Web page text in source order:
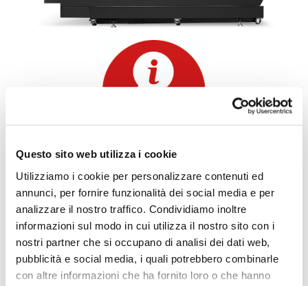
Questo sito web utilizza i cookie
Utilizziamo i cookie per personalizzare contenuti ed
annunci, per fornire funzionalità dei social media e per
analizzare il nostro traffico. Condividiamo inoltre
informazioni sul modo in cui utilizza il nostro sito con i
nostri partner che si occupano di analisi dei dati web,
pubblicità e social media, i quali potrebbero combinarle
con altre informazioni che ha fornito loro o che hanno
info e preventivi